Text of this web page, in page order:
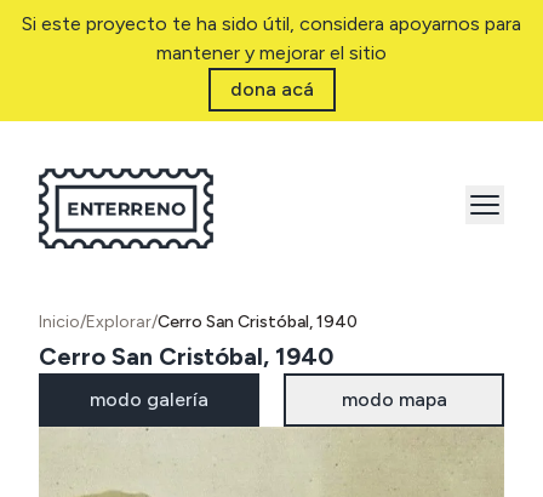
Si este proyecto te ha sido útil, considera apoyarnos para
mantener y mejorar el sitio
dona acá
Inicio/Explorar/Cerro San Cristóbal, 1940
Cerro San Cristóbal, 1940
modo galería modo mapa